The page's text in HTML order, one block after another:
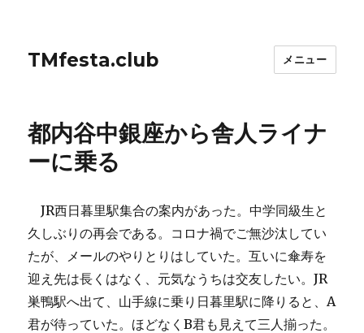
TMfesta.club メニュー
都内谷中銀座から舎人ライナ
ーに乗る
JR西日暮里駅集合の案内があった。中学同級生と
久しぶりの再会である。コロナ禍でご無沙汰してい
たが、メールのやりとりはしていた。互いに傘寿を
迎え先は長くはなく、元気なうちは交友したい。JR
巣鴨駅へ出て、山手線に乗り日暮里駅に降りると、A
君が待っていた。ほどなくB君も見えて三人揃った。